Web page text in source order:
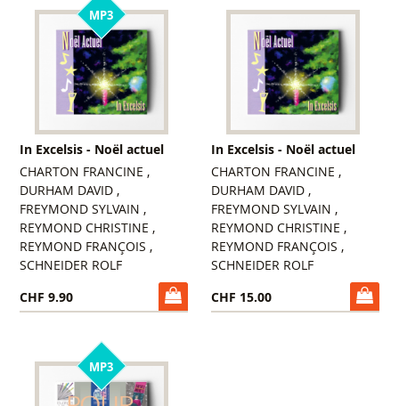
MP3
In Excelsis - Noël actuel
CHARTON FRANCINE ,
DURHAM DAVID ,
FREYMOND SYLVAIN ,
REYMOND CHRISTINE ,
REYMOND FRANÇOIS ,
SCHNEIDER ROLF
CHF 9.90
In Excelsis - Noël actuel
CHARTON FRANCINE ,
DURHAM DAVID ,
FREYMOND SYLVAIN ,
REYMOND CHRISTINE ,
REYMOND FRANÇOIS ,
SCHNEIDER ROLF
CHF 15.00
MP3